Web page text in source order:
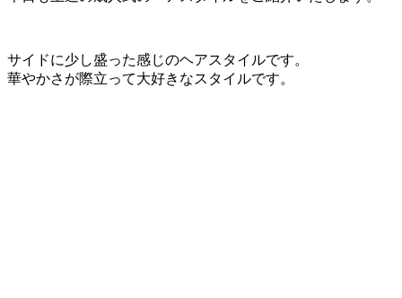
サイドに少し盛った感じのヘアスタイルです。
華やかさが際立って大好きなスタイルです。